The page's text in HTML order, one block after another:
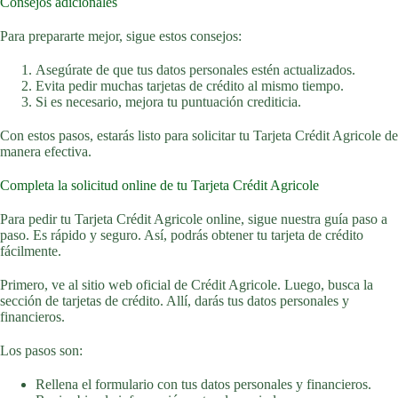
Para prepararte mejor, sigue estos consejos:
Asegúrate de que tus datos personales estén actualizados.
Evita pedir muchas tarjetas de crédito al mismo tiempo.
Si es necesario, mejora tu puntuación crediticia.
Con estos pasos, estarás listo para solicitar tu Tarjeta Crédit Agricole de
manera efectiva.
Completa la solicitud online de tu Tarjeta Crédit Agricole
Para pedir tu Tarjeta Crédit Agricole online, sigue nuestra guía paso a
paso. Es rápido y seguro. Así, podrás obtener tu tarjeta de crédito
fácilmente.
Primero, ve al sitio web oficial de Crédit Agricole. Luego, busca la
sección de tarjetas de crédito. Allí, darás tus datos personales y
financieros.
Los pasos son:
Rellena el formulario con tus datos personales y financieros.